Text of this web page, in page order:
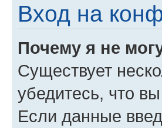
Вход на
Почему я не
Существует
убедитесь, что
Если данные